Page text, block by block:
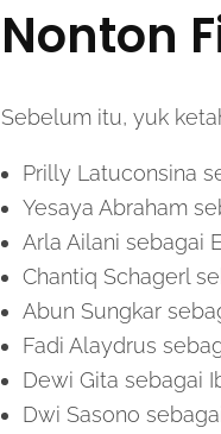
Nonton
Sebelum itu, yuk
Prilly Latuconsina
Yesaya Abraham
Arla Ailani sebagai
Chantiq Schagerl
Abun Sungkar
Fadi Alaydrus
Dewi Gita sebagai
Dwi Sasono